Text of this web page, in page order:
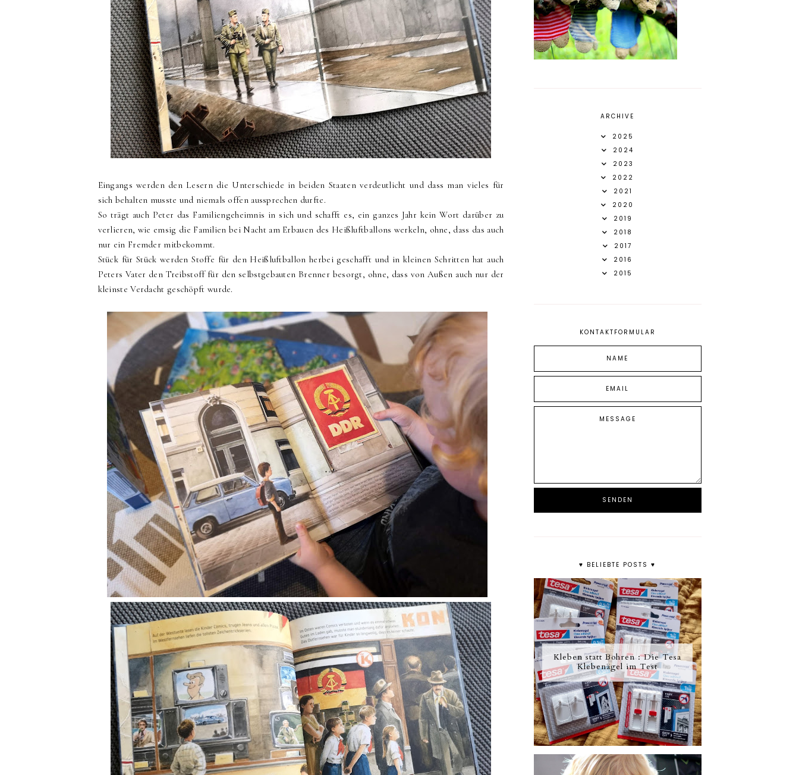
Eingangs werden den Lesern die Unterschiede in beiden Staaten verdeutlicht und dass man vieles für
sich behalten musste und niemals offen aussprechen durfte.
So trägt auch Peter das Familiengeheimnis in sich und schafft es, ein ganzes Jahr kein Wort darüber zu
verlieren, wie emsig die Familien bei Nacht am Erbauen des Heißluftballons werkeln, ohne, dass das auch
nur ein Fremder mitbekommt.
Stück für Stück werden Stoffe für den Heißluftballon herbei geschafft und in kleinen Schritten hat auch
Peters Vater den Treibstoff für den selbstgebauten Brenner besorgt, ohne, dass von Außen auch nur der
kleinste Verdacht geschöpft wurde.
ARCHIVE
2025
2024
2023
2022
2021
2020
2019
2018
2017
2016
2015
KONTAKTFORMULAR
♥ BELIEBTE POSTS ♥
Kleben statt Bohren : Die Tesa
Klebenägel im Test